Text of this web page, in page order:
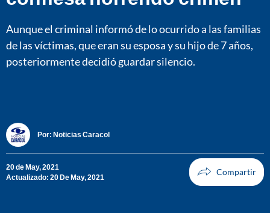
Aunque el criminal informó de lo ocurrido a las familias
de las víctimas, que eran su esposa y su hijo de 7 años,
posteriormente decidió guardar silencio.
Por: Noticias Caracol
20 de May, 2021
Actualizado: 20 De May, 2021